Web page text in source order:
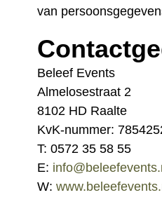
van
Beleef Events
Almelosestraat 2
8102 HD Raalte
KvK-nummer:
T: 0572 35 58 55
E:
W: